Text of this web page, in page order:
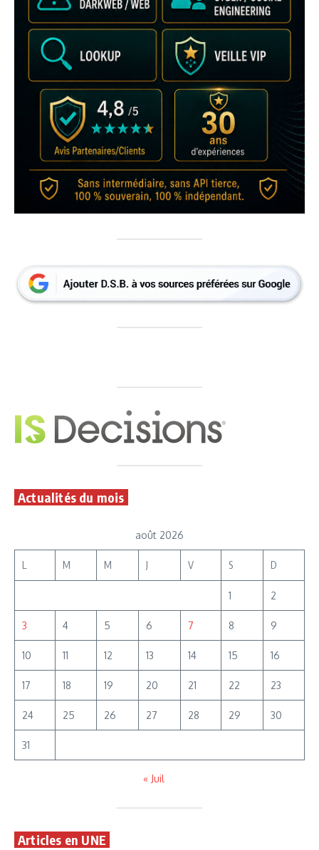
Actualités du mois
août 2026
L M M J V S D
1 2
3 4 5 6 7 8 9
10 11 12 13 14 15 16
17 18 19 20 21 22 23
24 25 26 27 28 29 30
31
« Juil
Articles en UNE